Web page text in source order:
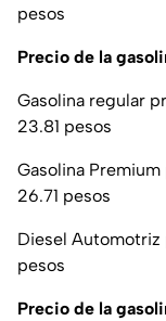
pesos
Precio de la
Gasolina regular
23.81 pesos
Gasolina
26.71 pesos
Diesel Automotriz
pesos
Precio de la